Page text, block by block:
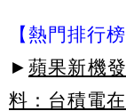
【熱門排行榜
► 蘋果新機
料：台積電